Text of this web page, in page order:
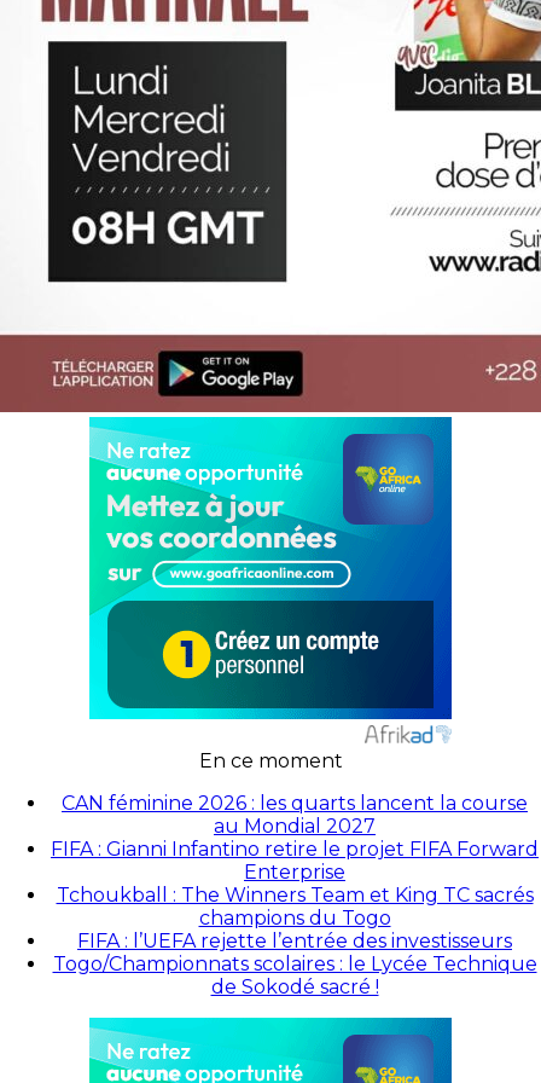
En ce moment
CAN féminine 2026 : les quarts lancent la course
au Mondial 2027
FIFA : Gianni Infantino retire le projet FIFA Forward
Enterprise
Tchoukball : The Winners Team et King TC sacrés
champions du Togo
FIFA : l’UEFA rejette l’entrée des investisseurs
Togo/Championnats scolaires : le Lycée Technique
de Sokodé sacré !